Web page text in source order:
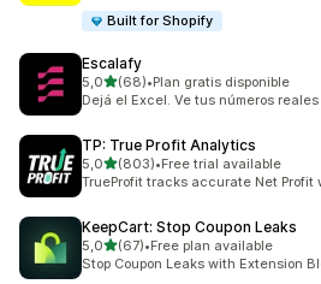
Built for Shopify
Escalafy
5,0de 5 estrelas
(68)
68 total de avaliações
•Plan gratis disponible
Dejá el Excel. Ve tus números
TP: True Profit Analytics
5,0de 5 estrelas
(803)
803 total de avaliações
•Free trial available
TrueProfit tracks accurate Net
KeepCart: Stop Coupon Leaks
5,0de 5 estrelas
(67)
67 total de avaliações
•Free plan available
Stop Coupon Leaks with Extension